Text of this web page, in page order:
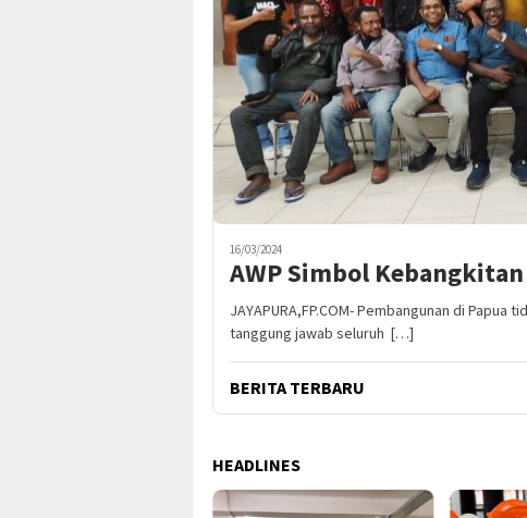
16/03/2024
AWP Simbol
JAYAPURA,FP.COM- Pembangunan di
tanggung jawab seluruh […]
BERITA TERBARU
HEADLINES